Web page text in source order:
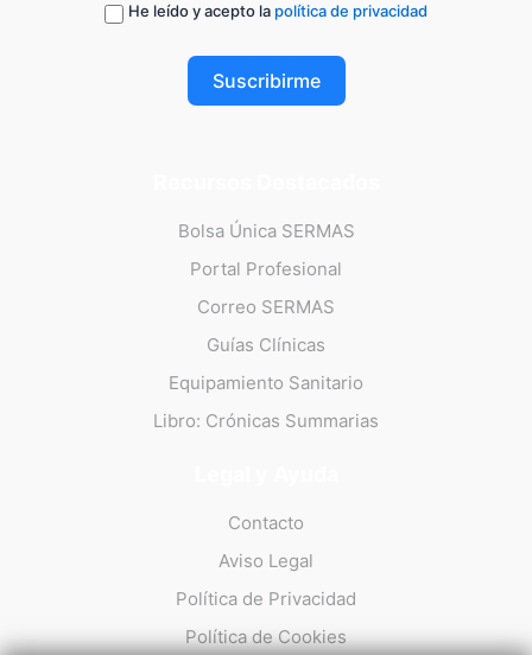
He leído y acepto la política de privacidad
Suscribirme
Bolsa Única SERMAS
Portal Profesional
Correo SERMAS
Guías Clínicas
Equipamiento Sanitario
Libro: Crónicas Summarias
Contacto
Aviso Legal
Política de Privacidad
Política de Cookies